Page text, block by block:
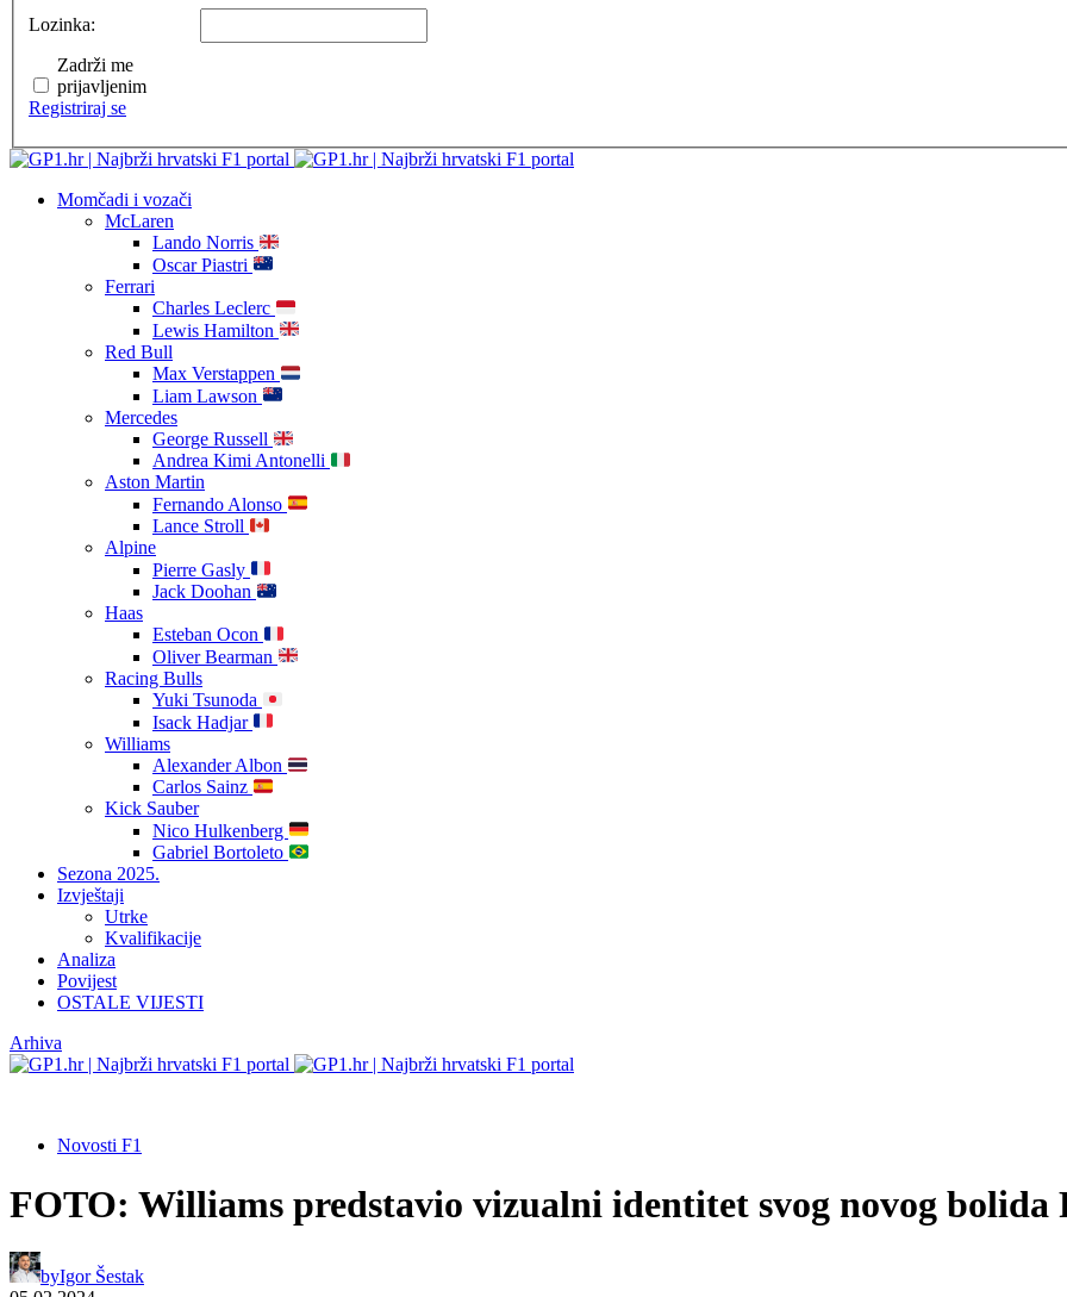
Lozinka:
Zadrži me
prijavljenim
Registriraj se
Momčadi i vozači
McLaren
Lando Norris
Oscar Piastri
Ferrari
Charles Leclerc
Lewis Hamilton
Red Bull
Max Verstappen
Liam Lawson
Mercedes
George Russell
Andrea Kimi Antonelli
Aston Martin
Fernando Alonso
Lance Stroll
Alpine
Pierre Gasly
Jack Doohan
Haas
Esteban Ocon
Oliver Bearman
Racing Bulls
Yuki Tsunoda
Isack Hadjar
Williams
Alexander Albon
Carlos Sainz
Kick Sauber
Nico Hulkenberg
Gabriel Bortoleto
Sezona 2025.
Izvještaji
Utrke
Kvalifikacije
Analiza
Povijest
OSTALE VIJESTI
Arhiva
Novosti F1
FOTO: Williams predstavio vizualni identitet svog novog bolida
byIgor Šestak